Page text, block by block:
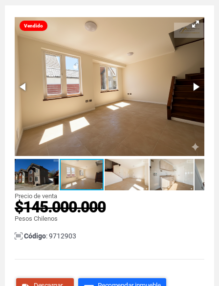
Vendido
Precio de venta
$145.000.000
Pesos Chilenos
Código: 9712903